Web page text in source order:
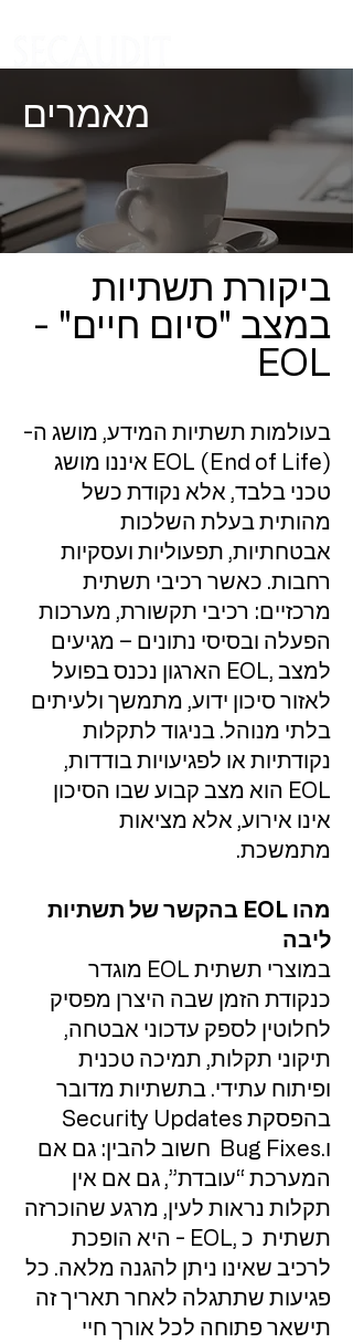
מאמרים
ביקורת תשתיות
במצב "סיום חיים" -
EOL
בעולמות תשתיות המידע, מושג ה-
EOL (End of Life) איננו מושג
טכני בלבד, אלא נקודת כשל
מהותית בעלת השלכות
אבטחתיות, תפעוליות ועסקיות
רחבות. כאשר רכיבי תשתית
מרכזיים: רכיבי תקשורת, מערכות
הפעלה ובסיסי נתונים – מגיעים
למצב ,EOL הארגון נכנס בפועל
לאזור סיכון ידוע, מתמשך ולעיתים
בלתי מנוהל. בניגוד לתקלות
נקודתיות או לפגיעויות בודדות,
EOL הוא מצב קבוע שבו הסיכון
אינו אירוע, אלא מציאות
מתמשכת.
מהו EOL בהקשר של תשתיות
ליבה
במוצרי תשתית EOL מוגדר
כנקודת הזמן שבה היצרן מפסיק
לחלוטין לספק עדכוני אבטחה,
תיקוני תקלות, תמיכה טכנית
ופיתוח עתידי. בתשתיות מדובר
בהפסקת Security Updates
ו.Bug Fixes חשוב להבין: גם אם
המערכת “עובדת”, גם אם אין
תקלות נראות לעין, מרגע שהוכרזה
תשתית כ ,EOL - היא הופכת
לרכיב שאינו ניתן להגנה מלאה. כל
פגיעות שתתגלה לאחר תאריך זה
תישאר פתוחה לכל אורך חיי